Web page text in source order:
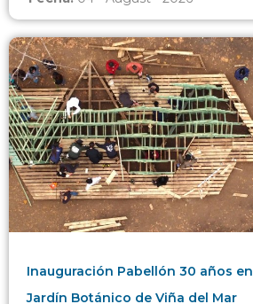
Inauguración Pabellón 30 años en
Jardín Botánico de Viña del Mar